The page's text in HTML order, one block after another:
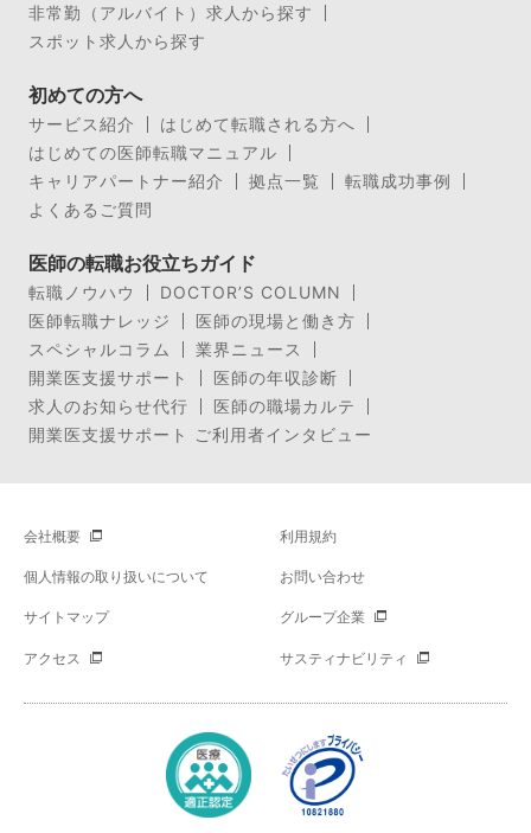
非常勤（アルバイト）求人から探す
スポット求人から探す
初めての方へ
サービス紹介
はじめて転職される方へ
はじめての医師転職マニュアル
キャリアパートナー紹介
拠点一覧
転職成功事例
よくあるご質問
医師の転職お役立ちガイド
転職ノウハウ
DOCTOR’S COLUMN
医師転職ナレッジ
医師の現場と働き方
スペシャルコラム
業界ニュース
開業医支援サポート
医師の年収診断
求人のお知らせ代行
医師の職場カルテ
開業医支援サポート ご利用者インタビュー
会社概要 利用規約
個人情報の取り扱いについて お問い合わせ
サイトマップ グループ企業
アクセス サスティナビリティ